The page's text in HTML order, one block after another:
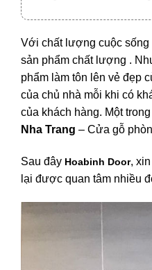
Với chất lượng cuộc sống
sản phẩm chất lượng .
phẩm làm tôn lên vẻ đẹp
của chủ nhà mỗi khi có
của khách hàng. Một
Nha Trang – Cửa gỗ
Sau đây Hoabinh Door,
lại được quan tâm nhiều